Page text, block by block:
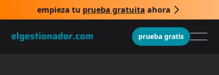
empieza tu prueba gratuita ahora
prueba gratis